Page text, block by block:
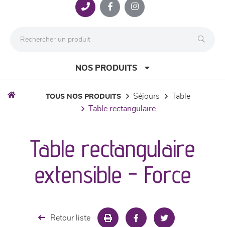
NOS PRODUITS
séjours
meubles de complément
TOUS NOS PRODUITS séjours
table
table rectangulaire
Table rectangulaire
extensible - Force
Retour liste